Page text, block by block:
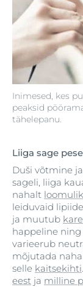
Inimesed, kes
peaksid
tähelepanu.
Liiga sage
Duši võtmine
sageli, liiga
nahalt
leiduvaid
ja muutub
happeline ning
varieerub
mõjutada
selle kaitsekihti
eest ja milline